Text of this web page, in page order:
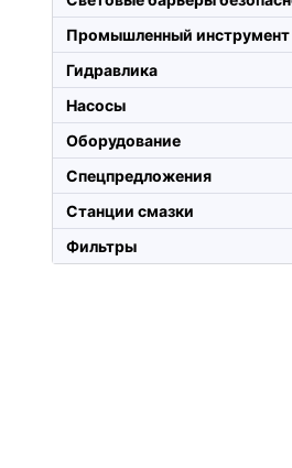
Промышленный инструмент
Гидравлика
Насосы
Оборудование
Спецпредложения
Станции смазки
Фильтры